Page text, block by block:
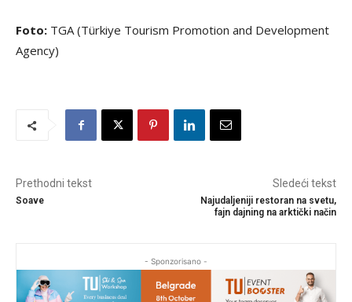
Foto: TGA (Türkiye Tourism Promotion and Development
Agency)
Prethodni tekst
Soave
Sledeći tekst
Najudaljeniji restoran na svetu,
fajn dajning na arktički način
- Sponzorisano -